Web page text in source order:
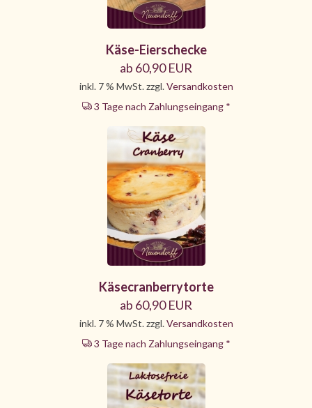
Käse-Eierschecke
ab 60,90 EUR
inkl. 7 % MwSt. zzgl.Versandkosten
3 Tage nach Zahlungseingang *
Käsecranberrytorte
ab 60,90 EUR
inkl. 7 % MwSt. zzgl.Versandkosten
3 Tage nach Zahlungseingang *